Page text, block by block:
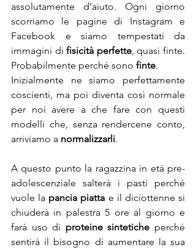
assolutamente d’aiuto. Ogni giorno
scorriamo le pagine di Instagram e
Facebook e siamo tempestati da
immagini di fisicità perfette, quasi finte.
Probabilmente perché sono finte.
Inizialmente ne siamo perfettamente
coscienti, ma poi diventa così normale
per noi avere a che fare con questi
modelli che, senza rendercene conto,
arriviamo a normalizzarli.
A questo punto la ragazzina in età pre-
adolescenziale salterà i pasti perché
vuole la pancia piatta e il diciottenne si
chiuderà in palestra 5 ore al giorno e
farà uso di proteine sintetiche perché